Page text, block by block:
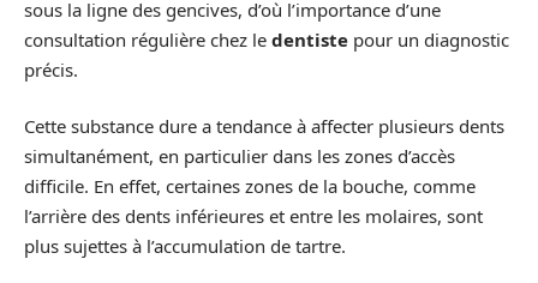
sous la ligne des gencives, d’où l’importance d’une
consultation régulière chez le dentiste pour un diagnostic
précis.
Cette substance dure a tendance à affecter plusieurs dents
simultanément, en particulier dans les zones d’accès
difficile. En effet, certaines zones de la bouche, comme
l’arrière des dents inférieures et entre les molaires, sont
plus sujettes à l’accumulation de tartre.